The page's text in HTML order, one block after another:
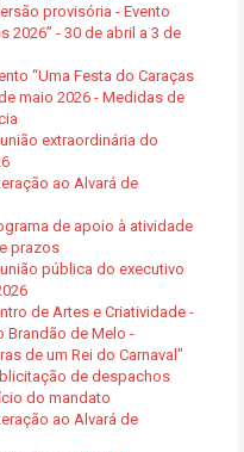
provisória - Evento
2026” - 30 de abril a 3 de
“Uma Festa do Caraças
maio 2026 - Medidas de
extraordinária do
ao Alvará de
de apoio à atividade
prazos
pública do executivo
de Artes e Criatividade -
Brandão de Melo -
de um Rei do Carnaval"
de despachos
do mandato
ao Alvará de